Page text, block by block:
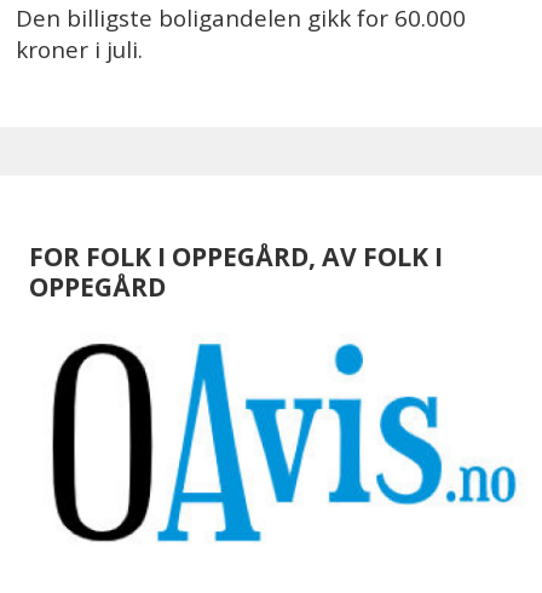
Den billigste boligandelen gikk for 60.000
kroner i juli.
FOR FOLK I OPPEGÅRD, AV FOLK I
OPPEGÅRD